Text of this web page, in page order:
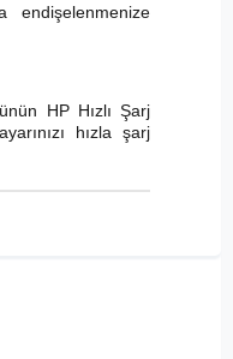
endişelenmenize
HP Hızlı Şarj
hızla şarj